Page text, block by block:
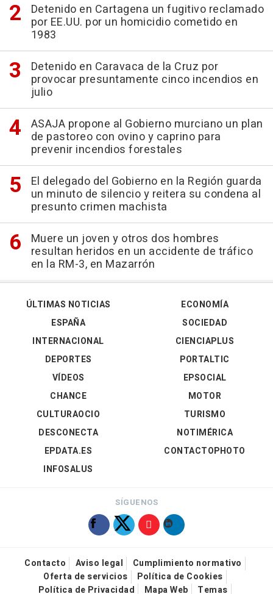
Detenido en Cartagena un fugitivo reclamado
por EE.UU. por un homicidio cometido en
1983
Detenido en Caravaca de la Cruz por
provocar presuntamente cinco incendios en
julio
ASAJA propone al Gobierno murciano un plan
de pastoreo con ovino y caprino para
prevenir incendios forestales
El delegado del Gobierno en la Región guarda
un minuto de silencio y reitera su condena al
presunto crimen machista
Muere un joven y otros dos hombres
resultan heridos en un accidente de tráfico
en la RM-3, en Mazarrón
ÚLTIMAS NOTICIAS
ESPAÑA
INTERNACIONAL
DEPORTES
VÍDEOS
ECONOMÍA
SOCIEDAD
CIENCIAPLUS
PORTALTIC
EPSOCIAL
CHANCE
CULTURAOCIO
DESCONECTA
EPDATA.ES
INFOSALUS
MOTOR
TURISMO
NOTIMÉRICA
CONTACTOPHOTO
SÍGUENOS
Contacto Aviso legal
Cumplimiento normativo
Oferta de servicios
Política de Cookies
Política de Privacidad
Mapa Web Temas